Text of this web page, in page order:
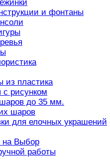
и фонтаны
пластика
рисунком
до 35 мм.
шаров
для елочных украшений
на Выбор
работы